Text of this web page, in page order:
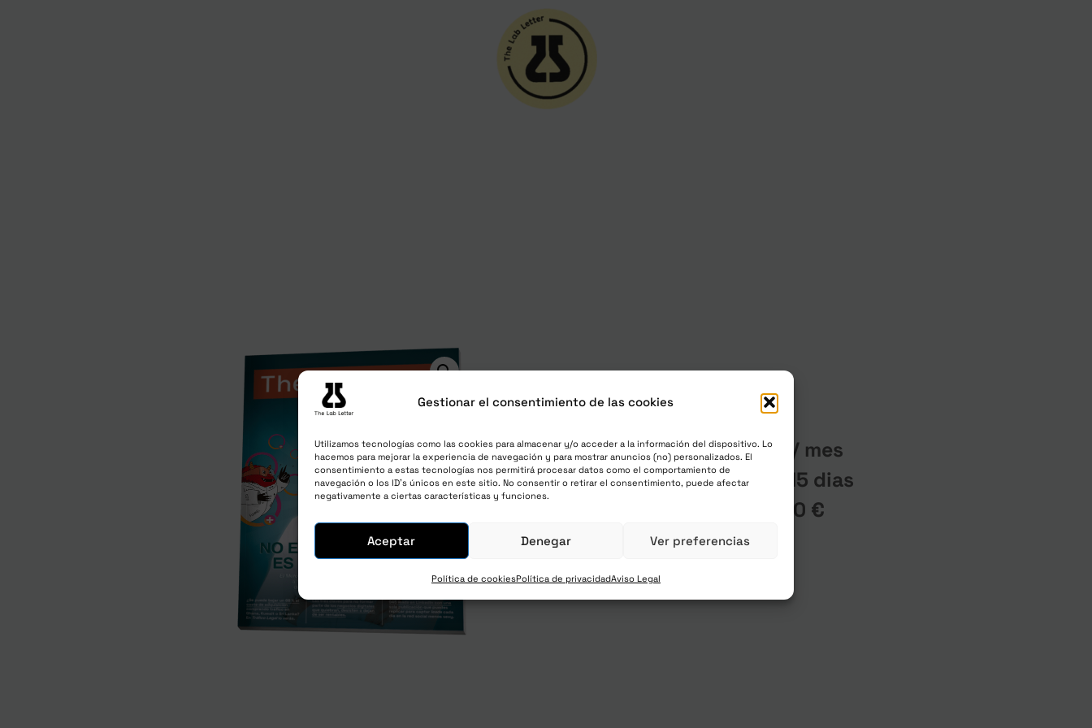
Gestionar el consentimiento de las cookies
Utilizamos tecnologías como las cookies para almacenar y/o acceder a la información del dispositivo. Lo
hacemos para mejorar la experiencia de navegación y para mostrar anuncios (no) personalizados. El
consentimiento a estas tecnologías nos permitirá procesar datos como el comportamiento de
navegación o los ID's únicos en este sitio. No consentir o retirar el consentimiento, puede afectar
negativamente a ciertas características y funciones.
Aceptar Denegar Ver preferencias
Política de cookiesPolítica de privacidadAviso Legal
The Lab Letter – Mensual –
100,00€ impuestos y envío incluidos
/ mes
con una prueba gratuita de un 15 dias
y una cuota de registro de
25,00 €